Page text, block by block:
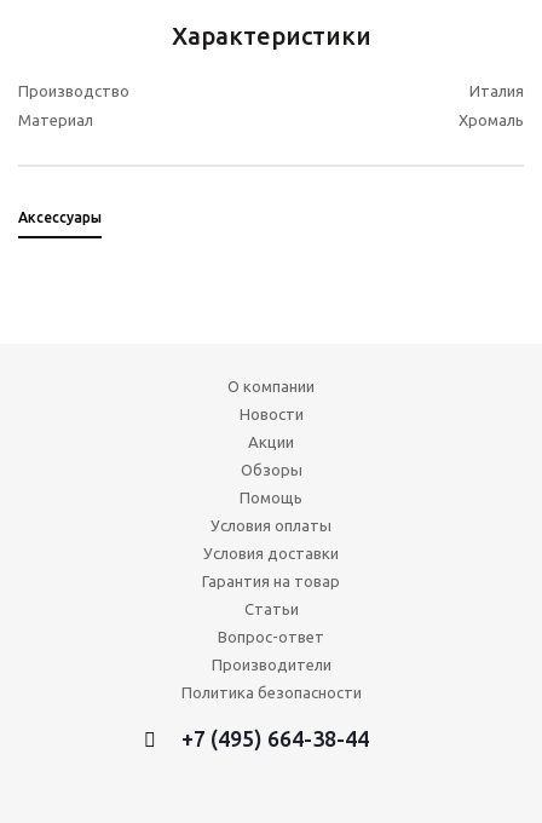
Характеристики
Производство
Италия
Материал
Хромаль
Аксессуары
О компании
Новости
Акции
Обзоры
Помощь
Условия оплаты
Условия доставки
Гарантия на товар
Статьи
Вопрос-ответ
Производители
Политика безопасности
+7 (495) 664-38-44